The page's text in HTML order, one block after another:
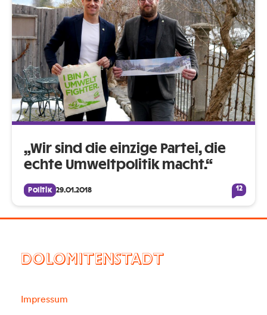
„Wir sind die einzige Partei, die
echte Umweltpolitik macht.“
Politik 29.01.2018 12
DOLOMITENSTADT
Impressum